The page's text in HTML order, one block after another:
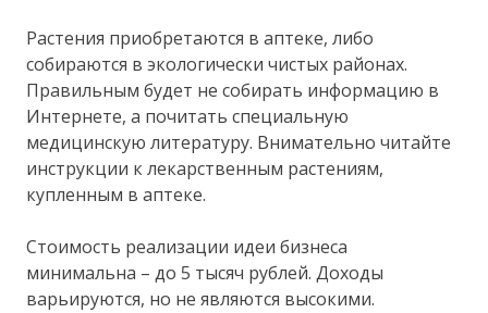
Растения приобретаются в аптеке, либо
собираются в экологически чистых районах.
Правильным будет не собирать информацию в
Интернете, а почитать специальную
медицинскую литературу. Внимательно читайте
инструкции к лекарственным растениям,
купленным в аптеке.
Стоимость реализации идеи бизнеса
минимальна – до 5 тысяч рублей. Доходы
варьируются, но не являются высокими.